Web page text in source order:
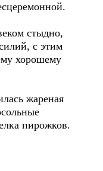
стыдно,
с этим
хорошему
жареная
пирожков.